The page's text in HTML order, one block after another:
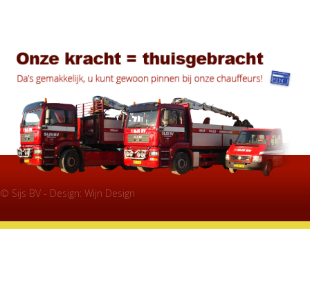
© Sijs BV - Design: Wijn Design